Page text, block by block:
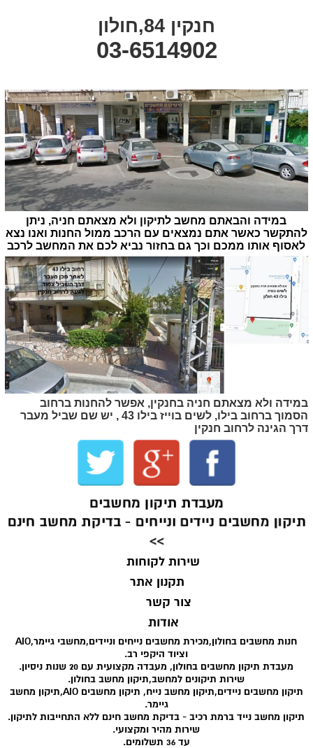
צור קשר
אודות
תקנון אתר
שירות לקוחות
חנות מחשבים בחולון,מכירת מחשבים נייחים וניידים,מחשבי גיימר,AIO
וציוד היקפי רב.
מעבדת תיקון מחשבים בחולון, מעבדה מקצועית עם 20 שנות ניסיון.
שירות תיקונים למחשב,תיקון מחשב בחולון.
תיקון מחשבים ניידים,תיקון מחשב נייח, תיקון מחשבים AIO,תיקון מחשב
גיימר.
תיקון מחשב נייד ברמת רכיב - בדיקת מחשב חינם ללא התחייבות לתיקון.
שירות מהיר ומקצועי.
עד 36 תשלומים.
מעבדת תיקון מחשבים
תיקון מחשבים ניידים ונייחים - בדיקת מחשב חינם
>>
במידה והבאתם מחשב לתיקון ולא מצאתם חניה, ניתן
להתקשר כאשר אתם נמצאים עם הרכב ממול החנות ואנו נצא
לאסוף אותו ממכם וכך גם בחזור נביא לכם את המחשב לרכב
במידה ולא מצאתם חניה בחנקין, אפשר להחנות ברחוב
הסמוך ברחוב בילו, לשים בוייז בילו 43 , יש שם שביל מעבר
דרך הגינה לרחוב חנקין
חנקין 84,חולון
03-6514902